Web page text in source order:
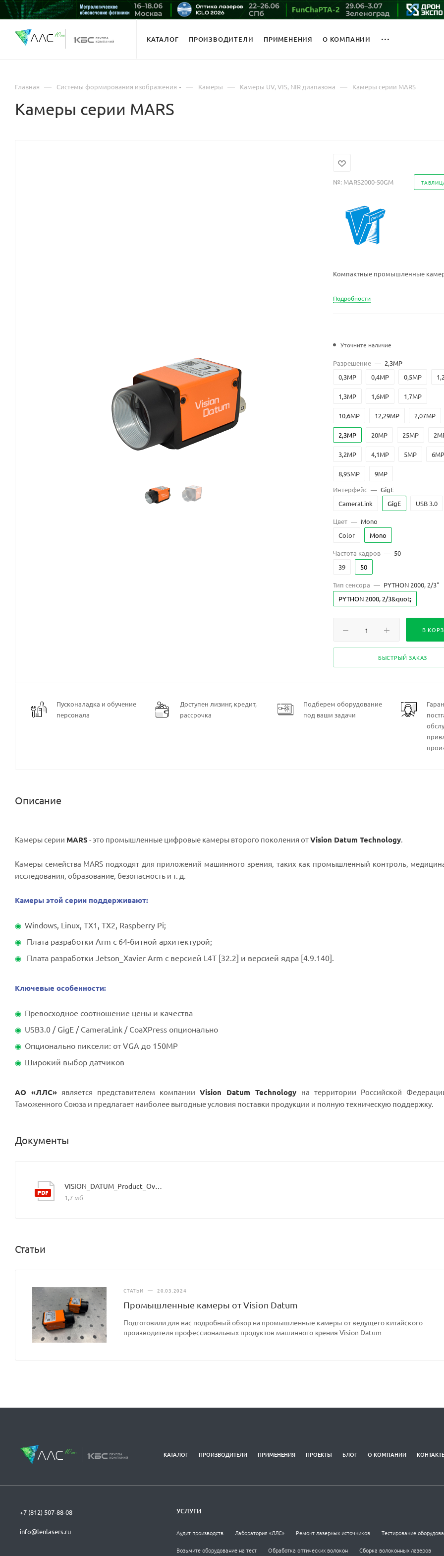
КАТАЛОГ ПРОИЗВОДИТЕЛИ ПРИМЕНЕНИЯ О КОМПАНИИ
Главная — Системы формирования изображения — Камеры — Камеры UV, VIS, NIR диапазона — Камеры серии MARS
Камеры серии MARS
№: MARS2000-50GM
Компактные промышленные
Подробности
Уточните наличие
Разрешение — 2,3MP
0,3MP
0,4MP 0,5MP
1,3MP 1,6MP 1,7MP
10,6MP 12,29MP 2,07MP
2,3MP 20MP 25MP
3,2MP 4,1MP 5MP 6MP
8,95MP
9MP
Интерфейс — GigE
CameraLink
GigE USB 3.0
Цвет — Mono
Color
Mono
Частота кадров — 50
39
50
Тип сенсора — PYTHON 2000, 2/3"
PYTHON 2000, 2/3&quot;
В
БЫСТРЫЙ ЗАКАЗ
Пусконаладка и обучение
персонала
Доступен лизинг, кредит,
рассрочка
Подберем оборудование
под ваши задачи
Описание
Камеры серии MARS - это промышленные цифровые камеры второго поколения отVision Datum Technology.
Камеры семейства MARS подходят для приложений машинного зрения, таких как промышленный контроль,
исследования, образование, безопасность и т. д.
Камеры этой серии поддерживают:
Windows, Linux, TX1, TX2, Raspberry Pi;
Плата разработки Arm с 64-битной архитектурой;
Плата разработки Jetson_Xavier Arm с версией L4T [32.2] и версией ядра [4.9.140].
Ключевые особенности:
Превосходное соотношение цены и качества
USB3.0 / GigE / CameraLink / CoaXPress опционально
Опционально пиксели: от VGA до 150MP
Широкий выбор датчиков
АО «ЛЛС» является представителем компании Vision Datum Technology на территории Российской
Таможенного Союза и предлагает наиболее выгодные условия поставки продукции и полную техническую поддержку.
Документы
VISION_DATUM_Product_Overview_Mars_2021.9_EN
1,7 мб
Статьи
СТАТЬИ — 20.03.2024
Промышленные камеры от Vision Datum
Подготовили для вас подробный обзор на промышленные камеры от ведущего китайского
производителя профессиональных продуктов машинного зрения Vision Datum
КАТАЛОГ ПРОИЗВОДИТЕЛИ ПРИМЕНЕНИЯ ПРОЕКТЫ БЛОГ О КОМПАНИИ
+7 (812) 507-88-08
info@lenlasers.ru
УСЛУГИ
Аудит производств Лаборатория «ЛЛС» Ремонт лазерных источников Тестирование
Возьмите оборудование на тест Обработка оптических волокон Сборка волоконных лазеров